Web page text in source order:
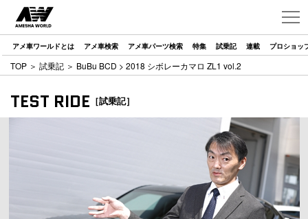
アメ車ワールドとは アメ車検索 アメ車パーツ検索 特集 試乗記 連載 プロショッ
TOP ＞ 試乗記 ＞ BuBu BCD > 2018 シボレーカマロ ZL1 vol.2
TEST RIDE ［試乗記］